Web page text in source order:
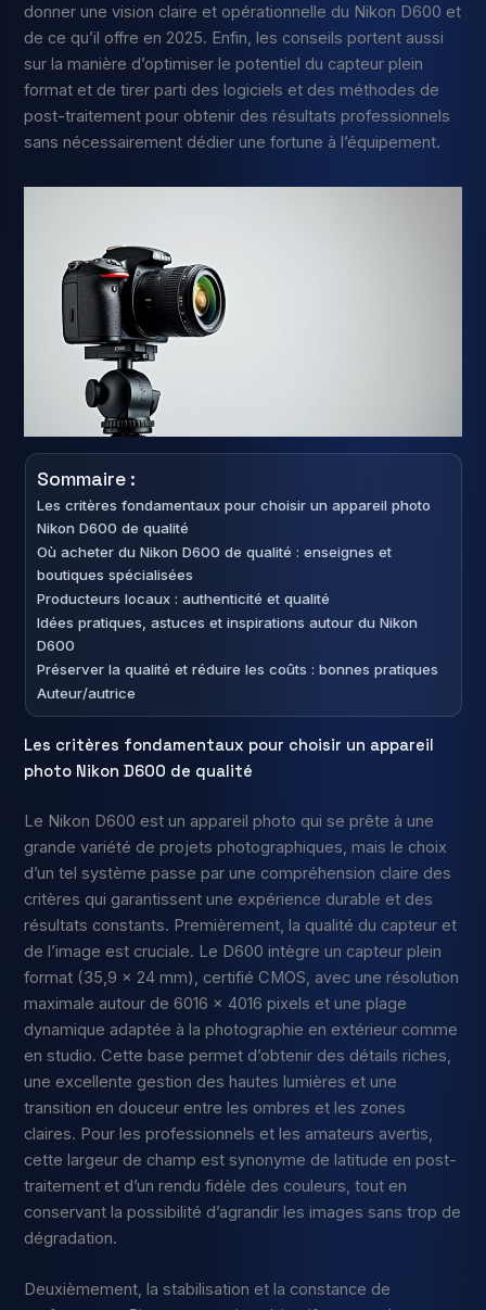
donner une vision claire et opérationnelle du Nikon D600 et
de ce qu’il offre en 2025. Enfin, les conseils portent aussi
sur la manière d’optimiser le potentiel du capteur plein
format et de tirer parti des logiciels et des méthodes de
post-traitement pour obtenir des résultats professionnels
sans nécessairement dédier une fortune à l’équipement.
Sommaire :
Les critères fondamentaux pour choisir un appareil photo
Nikon D600 de qualité
Où acheter du Nikon D600 de qualité : enseignes et
boutiques spécialisées
Producteurs locaux : authenticité et qualité
Idées pratiques, astuces et inspirations autour du Nikon
D600
Préserver la qualité et réduire les coûts : bonnes pratiques
Auteur/autrice
Les critères fondamentaux pour choisir un appareil
photo Nikon D600 de qualité
Le Nikon D600 est un appareil photo qui se prête à une
grande variété de projets photographiques, mais le choix
d’un tel système passe par une compréhension claire des
critères qui garantissent une expérience durable et des
résultats constants. Premièrement, la qualité du capteur et
de l’image est cruciale. Le D600 intègre un capteur plein
format (35,9 x 24 mm), certifié CMOS, avec une résolution
maximale autour de 6016 x 4016 pixels et une plage
dynamique adaptée à la photographie en extérieur comme
en studio. Cette base permet d’obtenir des détails riches,
une excellente gestion des hautes lumières et une
transition en douceur entre les ombres et les zones
claires. Pour les professionnels et les amateurs avertis,
cette largeur de champ est synonyme de latitude en post-
traitement et d’un rendu fidèle des couleurs, tout en
conservant la possibilité d’agrandir les images sans trop de
dégradation.
Deuxièmement, la stabilisation et la constance de